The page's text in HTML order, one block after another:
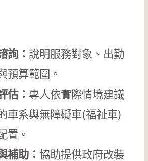
詢： 說明服務對象、出勤
預算範圍。
估： 專人依實際情境建議
車系與無障礙車(福祉車)
置。
補助：協助提供政府改裝